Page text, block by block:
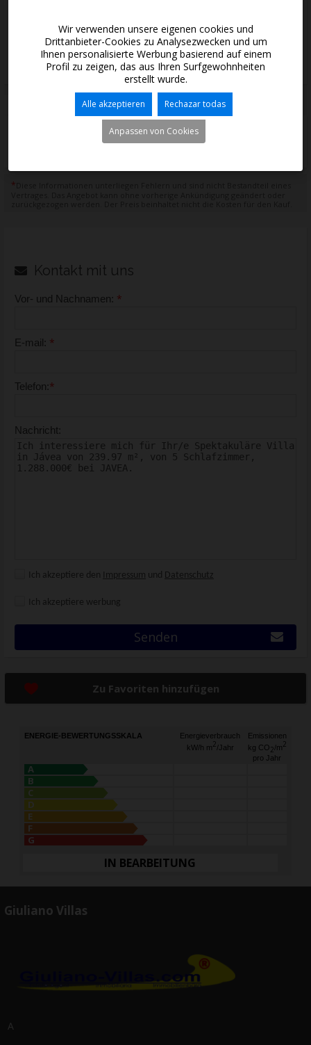
Baufläche:
240 m²
Amerikanische
Erbaut im Jahr:
2027
Otras características
*
Kontakt mit uns
Vor- und Nachnamen: *
E-mail: *
Telefon: *
Nachricht:
Ich akzeptiere den Impressum und Datenschutz
Ich akzeptiere werbung
Senden
Zu Favoriten hinzufügen
ENERGIE-BEWERTUNGSSKALA
Energieverbrauch
kW/h m2/Jahr
Emissionen
kg CO 2/m2
pro Jahr
A
B
C
D
E
F
G
IN BEARBEITUNG
Giuliano Villas
A
Wir verwenden unsere eigenen cookies und
Drittanbieter-Cookies zu Analysezwecken und um
Ihnen personalisierte Werbung basierend auf einem
Profil zu zeigen, das aus Ihren Surfgewohnheiten
erstellt wurde.
Alle akzeptieren Rechazar todas
Anpassen von Cookies